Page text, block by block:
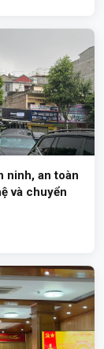
ninh, an toàn
và chuyển